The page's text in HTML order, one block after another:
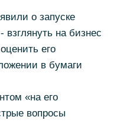
о запуске
взглянуть на бизнес
его
в бумаги
«на его
вопросы